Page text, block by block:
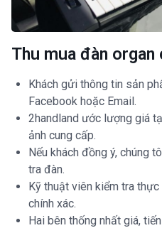
Thu mua đàn organ
Khách gửi thông tin sản
Facebook hoặc Email.
2handland ước lượng giá
ảnh cung cấp.
Nếu khách đồng ý, chúng
tra đàn.
Kỹ thuật viên kiểm tra
chính xác.
Hai bên thống nhất giá,